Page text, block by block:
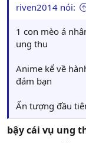
riven2014 nói:
1 con mèo á
ung thu
Anime kể về
đám bạn
Ấn tượng đầu
bậy cái vụ ung